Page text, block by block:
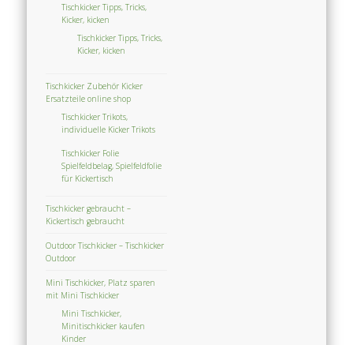
Tischkicker Tipps, Tricks,
Kicker, kicken
Tischkicker Tipps, Tricks,
Kicker, kicken
Tischkicker Zubehör Kicker
Ersatzteile online shop
Tischkicker Trikots,
individuelle Kicker Trikots
Tischkicker Folie
Spielfeldbelag, Spielfeldfolie
für Kickertisch
Tischkicker gebraucht –
Kickertisch gebraucht
Outdoor Tischkicker – Tischkicker
Outdoor
Mini Tischkicker, Platz sparen
mit Mini Tischkicker
Mini Tischkicker,
Minitischkicker kaufen
Kinder